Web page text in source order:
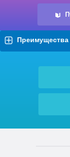
Преимущества